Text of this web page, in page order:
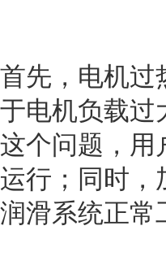
首先，电机过
于电机负载过
这个问题，用
运行；同时，
润滑系统正常